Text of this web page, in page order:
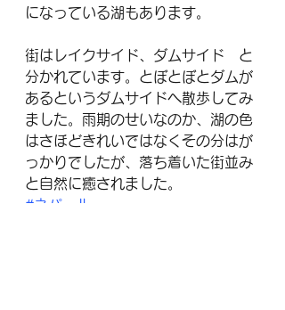
になっている湖もあります。
街はレイクサイド、ダムサイド　と
分かれています。とぼとぼとダムが
あるというダムサイドへ散歩してみ
ました。雨期のせいなのか、湖の色
はさほどきれいではなくその分はが
っかりでしたが、落ち着いた街並み
と自然に癒されました。
#ネパール